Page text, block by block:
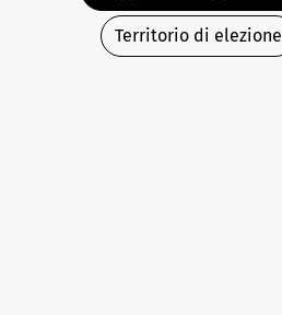
Territorio di elezione